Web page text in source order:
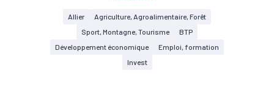
Allier
Agriculture, Agroalimentaire, Forêt
Sport, Montagne, Tourisme
BTP
Développement économique
Emploi, formation
Invest